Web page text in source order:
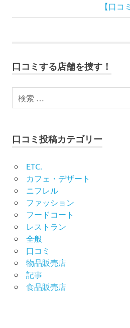
ゲ
ー
シ
ョ
事:
次
の
【口
口コミする店舗を捜す！
口コミ投稿カテゴリー
ETC.
カフェ・デザート
ニフレル
ファッション
フードコート
レストラン
全般
口コミ
物品販売店
記事
食品販売店